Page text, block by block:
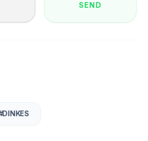
SEND
DINKES